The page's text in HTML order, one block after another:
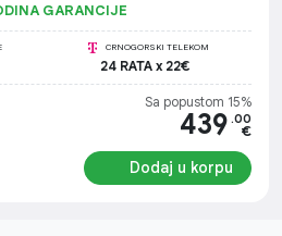
GARANCIJE
CRNOGORSKI TELEKOM
24 RATA x 22€
Sa popustom 15%
439 .00
€
Dodaj u korpu